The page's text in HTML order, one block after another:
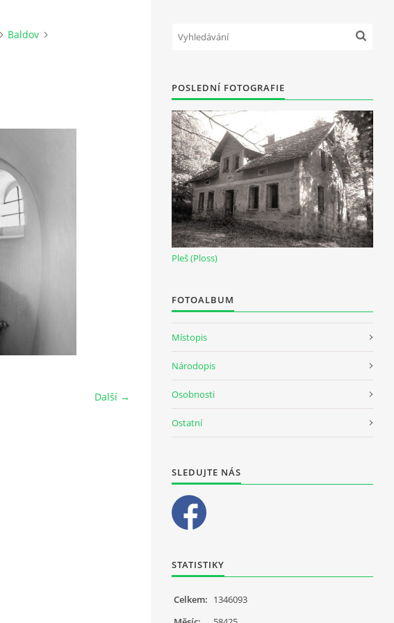
Baldov
Další →
POSLEDNÍ FOTOGRAFIE
Pleš (Ploss)
FOTOALBUM
Místopis
Národopis
Osobnosti
Ostatní
SLEDUJTE NÁS
STATISTIKY
Celkem: 1346093